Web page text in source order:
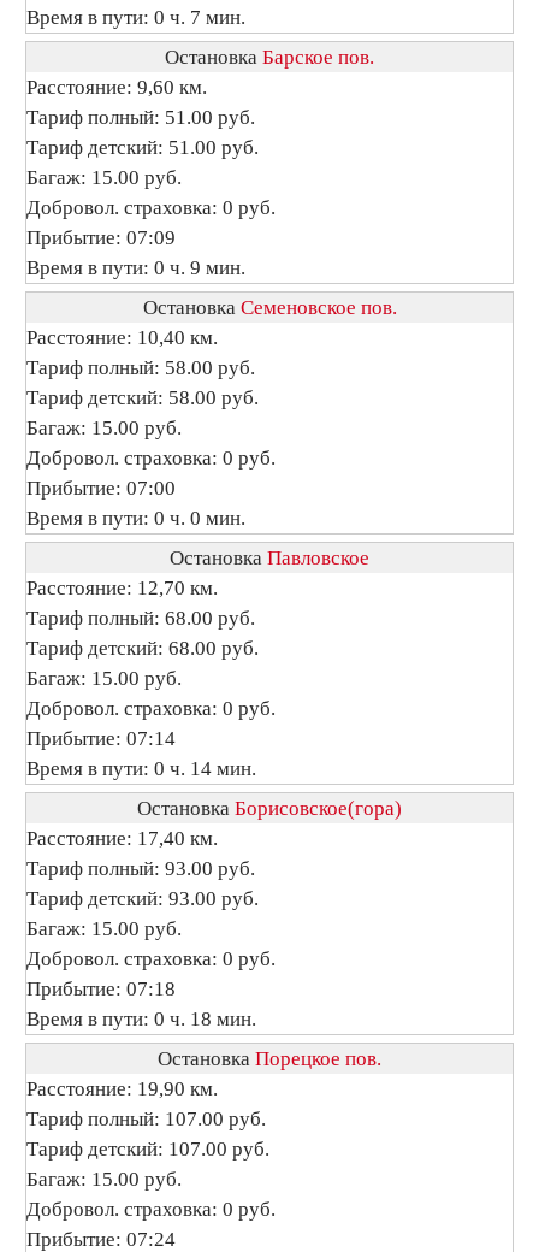
Время в пути: 0 ч. 7 мин.
Остановка Барское пов.
Расстояние: 9,60 км.
Тариф полный: 51.00 руб.
Тариф детский: 51.00 руб.
Багаж: 15.00 руб.
Добровол. страховка: 0 руб.
Прибытие: 07:09
Время в пути: 0 ч. 9 мин.
Остановка Семеновское пов.
Расстояние: 10,40 км.
Тариф полный: 58.00 руб.
Тариф детский: 58.00 руб.
Багаж: 15.00 руб.
Добровол. страховка: 0 руб.
Прибытие: 07:00
Время в пути: 0 ч. 0 мин.
Остановка Павловское
Расстояние: 12,70 км.
Тариф полный: 68.00 руб.
Тариф детский: 68.00 руб.
Багаж: 15.00 руб.
Добровол. страховка: 0 руб.
Прибытие: 07:14
Время в пути: 0 ч. 14 мин.
Остановка Борисовское(гора)
Расстояние: 17,40 км.
Тариф полный: 93.00 руб.
Тариф детский: 93.00 руб.
Багаж: 15.00 руб.
Добровол. страховка: 0 руб.
Прибытие: 07:18
Время в пути: 0 ч. 18 мин.
Остановка Порецкое пов.
Расстояние: 19,90 км.
Тариф полный: 107.00 руб.
Тариф детский: 107.00 руб.
Багаж: 15.00 руб.
Добровол. страховка: 0 руб.
Прибытие: 07:24